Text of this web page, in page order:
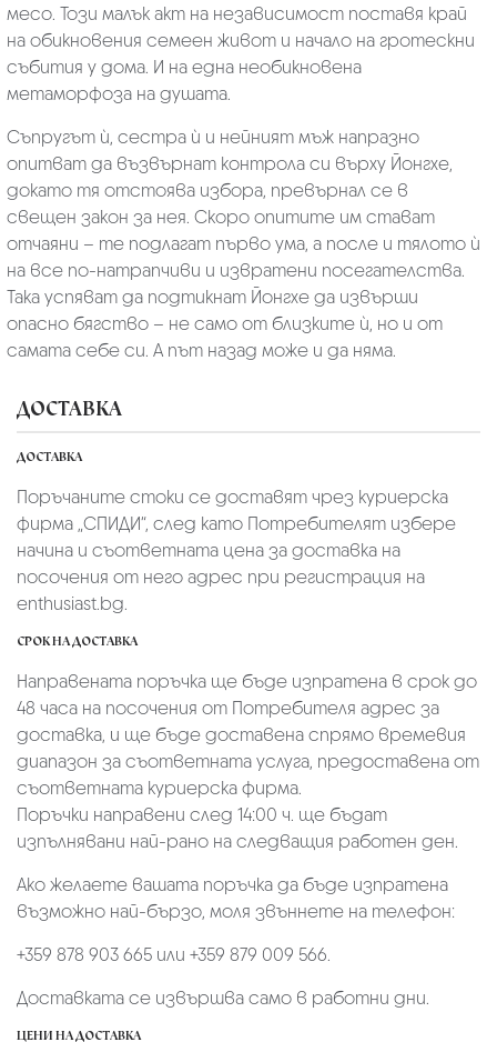
месо. Този малък акт на независимост поставя край
на обикновения семеен живот и начало на гротескни
събития у дома. И на една необикновена
метаморфоза на душата.
Съпругът ѝ, сестра ѝ и нейният мъж напразно
опитват да възвърнат контрола си върху Йонгхе,
докато тя отстоява избора, превърнал се в
свещен закон за нея. Скоро опитите им стават
отчаяни – те подлагат първо ума, а после и тялото ѝ
на все по-натрапчиви и извратени посегателства.
Така успяват да подтикнат Йонгхе да извърши
опасно бягство – не само от близките ѝ, но и от
самата себе си. А път назад може и да няма.
ДОСТАВКА
ДОСТАВКА
Поръчаните стоки се доставят чрез куриерскa
фирмa „СПИДИ“, след като Потребителят избере
начина и съответната цена за доставка на
посочения от него адрес при регистрация на
enthusiast.bg.
СРОК НА ДОСТАВКА
Направената поръчка ще бъде изпратена в срок до
48 часа на посочения от Потребителя адрес за
доставка, и ще бъде доставена спрямо времевия
диапазон за съответната услуга, предоставена от
съответната куриерска фирма.
Поръчки направени след 14:00 ч. ще бъдат
изпълнявани най-рано на следващия работен ден.
Ако желаете вашата поръчка да бъде изпратена
възможно най-бързо, моля звъннете на телефон:
+359 878 903 665 или +359 879 009 566.
Доставката се извършва само в работни дни.
ЦЕНИ НА ДОСТАВКА